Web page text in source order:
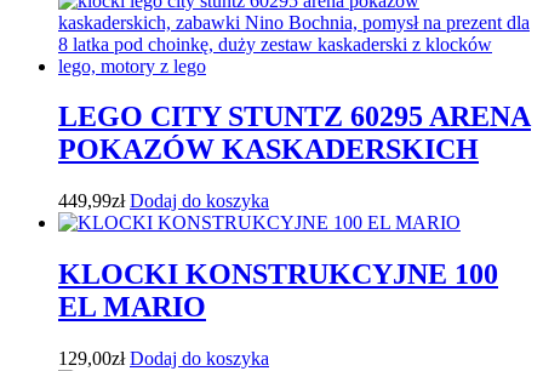
LEGO CITY STUNTZ 60295 ARENA
POKAZÓW KASKADERSKICH
449,99zł Dodaj do koszyka
KLOCKI KONSTRUKCYJNE 100
EL MARIO
129,00zł Dodaj do koszyka